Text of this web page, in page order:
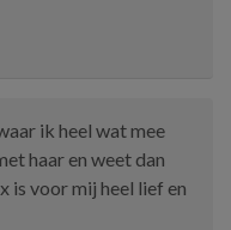
ik heel wat mee
haar en weet dan
is voor mij heel lief en